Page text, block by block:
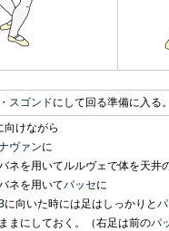
スゴンドにして回る準備に入る。
向けながら
ヴァンに
ネを用いてルルヴェで体を天井
ネを用いてパッセに
に向いた時には足はしっかりと
まにしておく。（右足は前のパ